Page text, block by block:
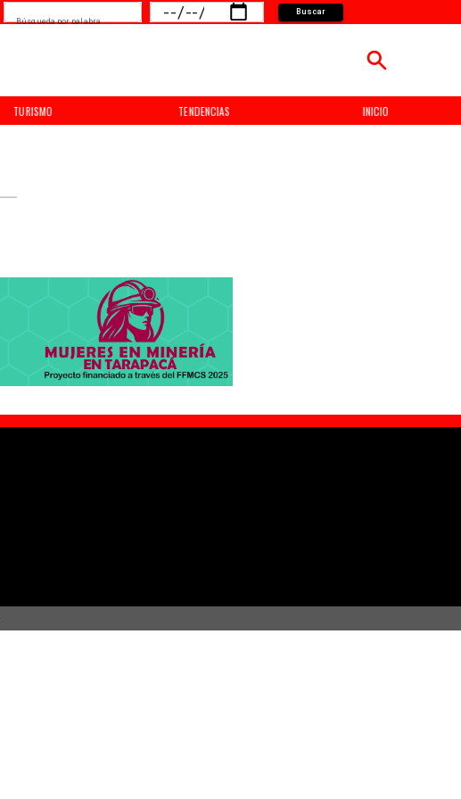
TURISMO TENDENCIAS INICIO
Buscar
Búsqueda por palabra